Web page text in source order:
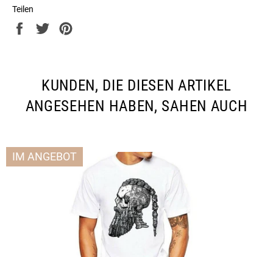
Teilen
Auf
Auf
KUNDEN, DIE DIESEN ARTIKEL
ANGESEHEN HABEN, SAHEN AUCH
IM ANGEBOT